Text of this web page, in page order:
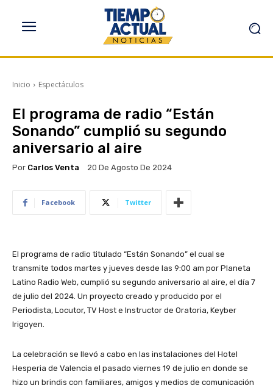
Inicio Espectáculos
El programa de radio “Están
Sonando” cumplió su segundo
aniversario al aire
Por Carlos Venta 20 De Agosto De 2024
Facebook Twitter
El programa de radio titulado “Están Sonando” el cual se
transmite todos martes y jueves desde las 9:00 am por Planeta
Latino Radio Web, cumplió su segundo aniversario al aire, el día 7
de julio del 2024. Un proyecto creado y producido por el
Periodista, Locutor, TV Host e Instructor de Oratoria, Keyber
Irigoyen.
La celebración se llevó a cabo en las instalaciones del Hotel
Hesperia de Valencia el pasado viernes 19 de julio en donde se
hizo un brindis con familiares, amigos y medios de comunicación